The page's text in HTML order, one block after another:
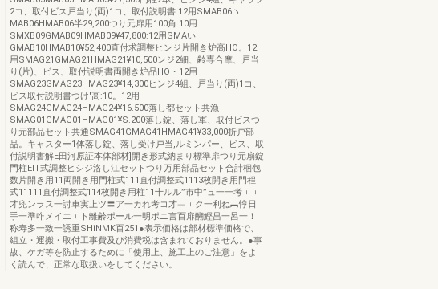
2コ、取付ビス戸当り(両)1コ、取付説明書:12用SMAB06ヽ
MAB06HMAB06半29,200つり元扉用100角:10用
SMXB09GMAB09HMAB09¥47,800:12用SMAい
GMAB10HMAB10¥52,400直付求調整ヒンジ片開き炉高HO。12
用SMAG21GMAG21HMAG21¥10,500ンジ2細、齢専合摩、戸当
り(片)、ビス、取付説明書両開き炉品HO・12用
SMAG23GMAG23HMAG23¥14,300ヒンジ4組、戸当り(両)1コ、
ビス取付説明書つけ'高:10。12用
SMAG24GMAG24HMAG24¥16.500落し都セット共漁
SMAG01GMAG01HMAG01¥S.200落し錠、落し軍、取付ビスつ
り元部品セット共通SMAG41GMAG41HMAG41¥33,000折戸部
品。キャスター1体落し錠、落し受け戸当,ルミンパー、ビス、取
付説明書解E田河原証本体部材]開き形式納まり標準扉つり元扇錠
門柱ElT式調整ヒシジ洛し江セットつり万用部品セット合計梱包
数片開き用11両開き用門柱式111直付調整式1113枚開き用門程
式11111直付調整式114枚開き用柱11十ルル”市中”ュ一一考︲︲
才兜ンラス一討車実上ツ〓ア一カれ考コ才﹁︲ク一利ね︻惇日
手一準咋メイエ︲ト離齢ポール一明ポニ言百扉醐鰹昌一呂一！
称寿多一致一誘重SHiNMK百251●表示価格は部材標準価格で、
組立・運搬・取付工事費及び消費税は含まれておりません。●事
故、ケガ等を防止するために「使用上、施工上のご注意」をよ
く読んで、正常な取扱いをしてください。